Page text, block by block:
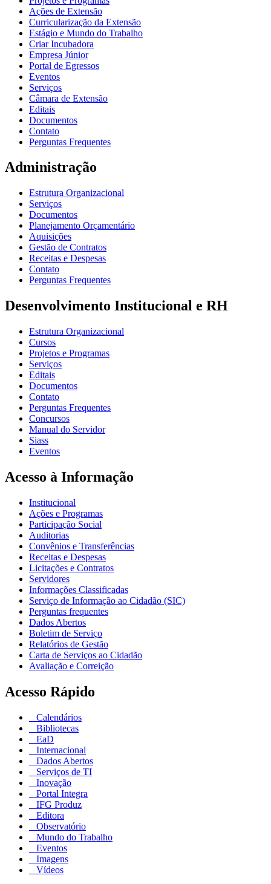
Ações de Extensão
Curricularização da Extensão
Estágio e Mundo do Trabalho
Criar Incubadora
Empresa Júnior
Portal de Egressos
Eventos
Serviços
Câmara de Extensão
Editais
Documentos
Contato
Perguntas Frequentes
Administração
Estrutura Organizacional
Serviços
Documentos
Planejamento Orçamentário
Aquisições
Gestão de Contratos
Receitas e Despesas
Contato
Perguntas Frequentes
Desenvolvimento Institucional e RH
Estrutura Organizacional
Cursos
Projetos e Programas
Serviços
Editais
Documentos
Contato
Perguntas Frequentes
Concursos
Manual do Servidor
Siass
Eventos
Acesso à Informação
Institucional
Ações e Programas
Participação Social
Auditorias
Convênios e Transferências
Receitas e Despesas
Licitações e Contratos
Servidores
Informações Classificadas
Serviço de Informação ao Cidadão (SIC)
Perguntas frequentes
Dados Abertos
Boletim de Serviço
Relatórios de Gestão
Carta de Serviços ao Cidadão
Avaliação e Correição
Acesso Rápido
Calendários
Bibliotecas
EaD
Internacional
Dados Abertos
Serviços de TI
Inovação
Portal Integra
IFG Produz
Editora
Observatório
Mundo do Trabalho
Eventos
Imagens
Vídeos